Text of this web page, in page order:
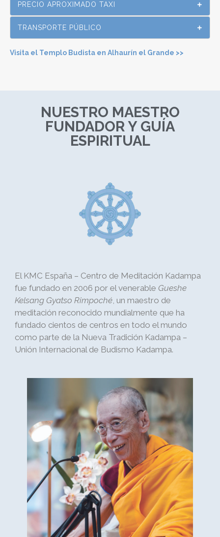
PRECIO APROXIMADO TAXI
TRANSPORTE PÚBLICO
Visita el Templo Budista en Alhaurín el Grande >>
NUESTRO MAESTRO
FUNDADOR Y GUÍA
ESPIRITUAL
El KMC España – Centro de Meditación Kadampa
fue fundado en 2006 por el venerable Gueshe
Kelsang Gyatso Rimpoché , un maestro de
meditación reconocido mundialmente que ha
fundado cientos de centros en todo el mundo
como parte de la Nueva Tradición Kadampa –
Unión Internacional de Budismo Kadampa.